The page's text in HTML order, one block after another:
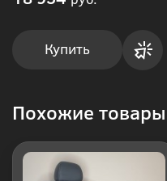
Купить
Похожие товары